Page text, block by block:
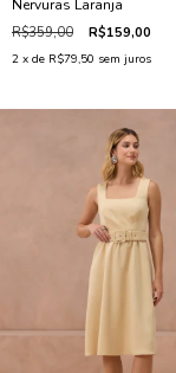
Nervuras Laranja
R$359,00 R$159,00
2 x de R$79,50 sem juros